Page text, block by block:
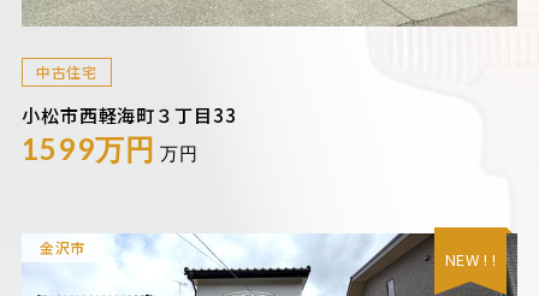
中古住宅
小松市西軽海町３丁目33
1599万円 万円
金沢市
NEW ! !